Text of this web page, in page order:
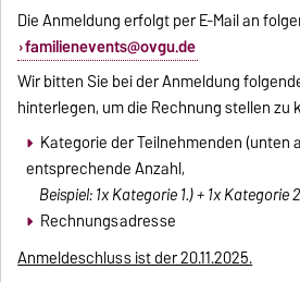
Die Anmeldung erfolgt per E-Mail an
familienevents@ovgu.de
Wir bitten Sie bei der Anmeldung
hinterlegen, um die Rechnung stellen zu
Kategorie der Teilnehmenden (unten
entsprechende Anzahl,
Beispiel: 1x Kategorie 1.) + 1x Kategorie
Rechnungsadresse
Anmeldeschluss ist der 20.11.2025.